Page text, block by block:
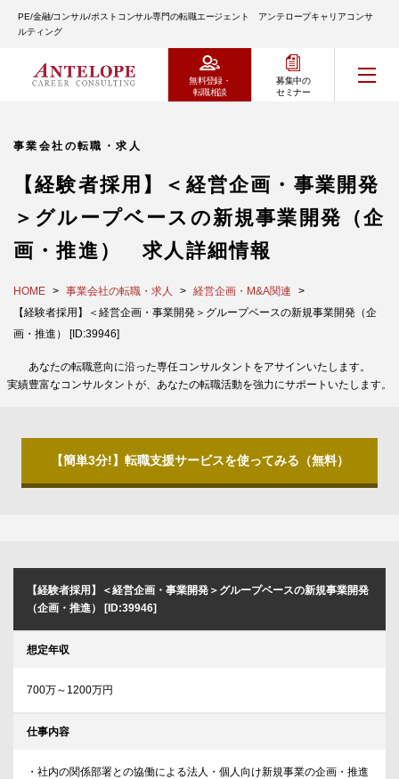
PE/金融/コンサル/ポストコンサル専門の転職エージェント アンテロープキャリアコンサ
ルティング
無料登録・
転職相談
募集中の
セミナー
事業会社の転職・求人
【経験者採用】＜経営企画・事業開発
＞グループベースの新規事業開発（企
画・推進） 求人詳細情報
HOME 事業会社の転職・求人
経営企画・M&A関連
【経験者採用】＜経営企画・事業開発＞グループベースの新規事業開発（企
画・推進） [ID:39946]
あなたの転職意向に沿った専任コンサルタントをアサインいたします。
実績豊富なコンサルタントが、あなたの転職活動を強力にサポートいたします。
【簡単3分!】転職支援サービスを使ってみる（無料）
【経験者採用】＜経営企画・事業開発＞グループベースの新規事業開発
（企画・推進） [ID:39946]
想定年収
700万～1200万円
仕事内容
・社内の関係部署との協働による法人・個人向け新規事業の企画・推進